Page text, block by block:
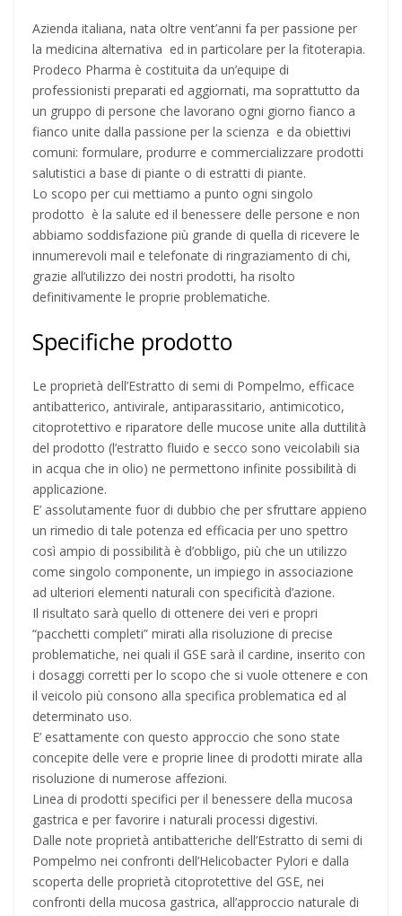
Azienda italiana, nata oltre vent’anni fa per passione per
la medicina alternativa ed in particolare per la fitoterapia.
Prodeco Pharma è costituita da un’equipe di
professionisti preparati ed aggiornati, ma soprattutto da
un gruppo di persone che lavorano ogni giorno fianco a
fianco unite dalla passione per la scienza e da obiettivi
comuni: formulare, produrre e commercializzare prodotti
salutistici a base di piante o di estratti di piante.
Lo scopo per cui mettiamo a punto ogni singolo
prodotto è la salute ed il benessere delle persone e non
abbiamo soddisfazione più grande di quella di ricevere le
innumerevoli mail e telefonate di ringraziamento di chi,
grazie all’utilizzo dei nostri prodotti, ha risolto
definitivamente le proprie problematiche.
Specifiche prodotto
Le proprietà dell’Estratto di semi di Pompelmo, efficace
antibatterico, antivirale, antiparassitario, antimicotico,
citoprotettivo e riparatore delle mucose unite alla duttilità
del prodotto (l’estratto fluido e secco sono veicolabili sia
in acqua che in olio) ne permettono infinite possibilità di
applicazione.
E’ assolutamente fuor di dubbio che per sfruttare appieno
un rimedio di tale potenza ed efficacia per uno spettro
così ampio di possibilità è d’obbligo, più che un utilizzo
come singolo componente, un impiego in associazione
ad ulteriori elementi naturali con specificità d’azione.
Il risultato sarà quello di ottenere dei veri e propri
“pacchetti completi” mirati alla risoluzione di precise
problematiche, nei quali il GSE sarà il cardine, inserito con
i dosaggi corretti per lo scopo che si vuole ottenere e con
il veicolo più consono alla specifica problematica ed al
determinato uso.
E’ esattamente con questo approccio che sono state
concepite delle vere e proprie linee di prodotti mirate alla
risoluzione di numerose affezioni.
Linea di prodotti specifici per il benessere della mucosa
gastrica e per favorire i naturali processi digestivi.
Dalle note proprietà antibatteriche dell’Estratto di semi di
Pompelmo nei confronti dell’Helicobacter Pylori e dalla
scoperta delle proprietà citoprotettive del GSE, nei
confronti della mucosa gastrica, all’approccio naturale di